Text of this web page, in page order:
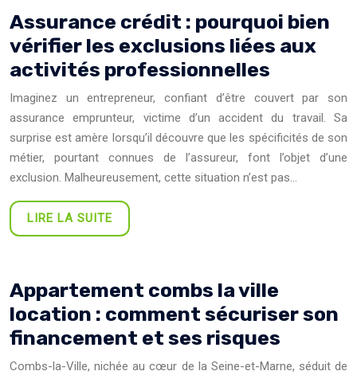
Assurance crédit : pourquoi bien
vérifier les exclusions liées aux
activités professionnelles
Imaginez un entrepreneur, confiant d’être couvert par son
assurance emprunteur, victime d’un accident du travail. Sa
surprise est amère lorsqu’il découvre que les spécificités de son
métier, pourtant connues de l’assureur, font l’objet d’une
exclusion. Malheureusement, cette situation n’est pas…
LIRE LA SUITE
Appartement combs la ville
location : comment sécuriser son
financement et ses risques
Combs-la-Ville, nichée au cœur de la Seine-et-Marne, séduit de